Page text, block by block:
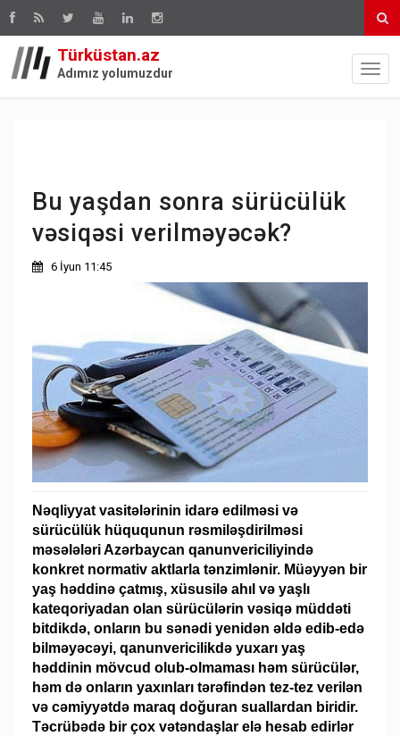
Türküstan.az
Adımız yolumuzdur
Bu yaşdan sonra sürücülük
vəsiqəsi verilməyəcək?
6 İyun 11:45
Nəqliyyat vasitələrinin idarə edilməsi və
sürücülük hüququnun rəsmiləşdirilməsi
məsələləri Azərbaycan qanunvericiliyində
konkret normativ aktlarla tənzimlənir. Müəyyən bir
yaş həddinə çatmış, xüsusilə ahıl və yaşlı
kateqoriyadan olan sürücülərin vəsiqə müddəti
bitdikdə, onların bu sənədi yenidən əldə edib-edə
bilməyəcəyi, qanunvericilikdə yuxarı yaş
həddinin mövcud olub-olmaması həm sürücülər,
həm də onların yaxınları tərəfindən tez-tez verilən
və cəmiyyətdə maraq doğuran suallardan biridir.
Təcrübədə bir çox vətəndaşlar elə hesab edirlər